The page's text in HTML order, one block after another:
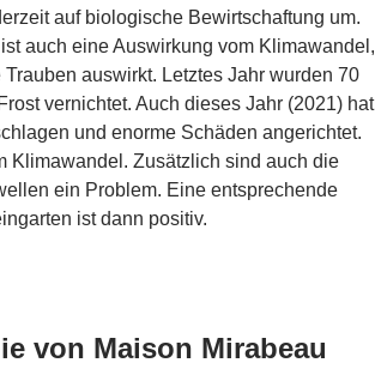
auf biologische Bewirtschaftung um.
auch eine Auswirkung vom Klimawandel,
auswirkt. Letztes Jahr wurden 70
vernichtet. Auch dieses Jahr (2021) hat
und enorme Schäden angerichtet.
Klimawandel. Zusätzlich sind auch die
ein Problem. Eine entsprechende
ist dann positiv.
von Maison Mirabeau